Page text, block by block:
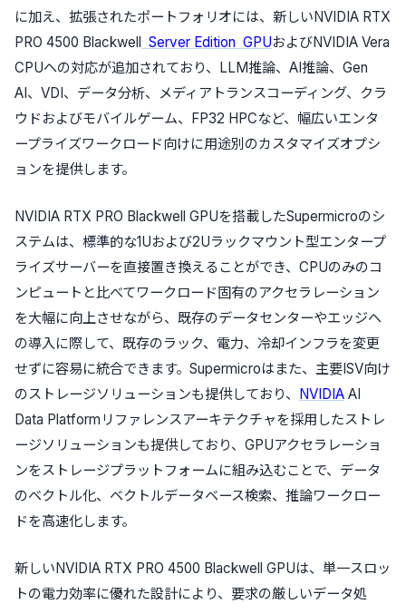
に加え、拡張されたポートフォリオには、新しいNVIDIA RTX
PRO 4500 Blackwell Server Edition GPUおよびNVIDIA Vera
CPUへの対応が追加されており、LLM推論、AI推論、Gen
AI、VDI、データ分析、メディアトランスコーディング、クラ
ウドおよびモバイルゲーム、FP32 HPCなど、幅広いエンタ
ープライズワークロード向けに用途別のカスタマイズオプシ
ョンを提供します。
NVIDIA RTX PRO Blackwell GPUを搭載したSupermicroのシ
ステムは、標準的な1Uおよび2Uラックマウント型エンタープ
ライズサーバーを直接置き換えることができ、CPUのみのコ
ンピュートと比べてワークロード固有のアクセラレーション
を大幅に向上させながら、既存のデータセンターやエッジへ
の導入に際して、既存のラック、電力、冷却インフラを変更
せずに容易に統合できます。Supermicroはまた、主要ISV向け
のストレージソリューションも提供しており、 NVIDIA AI
Data Platformリファレンスアーキテクチャを採用したストレ
ージソリューションも提供しており、GPUアクセラレーショ
ンをストレージプラットフォームに組み込むことで、データ
のベクトル化、ベクトルデータベース検索、推論ワークロー
ドを高速化します。
新しいNVIDIA RTX PRO 4500 Blackwell GPUは、単一スロッ
トの電力効率に優れた設計により、要求の厳しいデータ処